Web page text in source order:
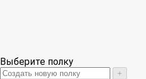
Выберите полку
+